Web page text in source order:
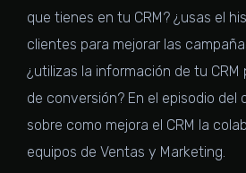
que tienes en tu CRM? ¿usas el
clientes para mejorar las
¿utilizas la información de tu CRM
de conversión? En el episodio del
sobre como mejora el CRM la
equipos de Ventas y Marketing.